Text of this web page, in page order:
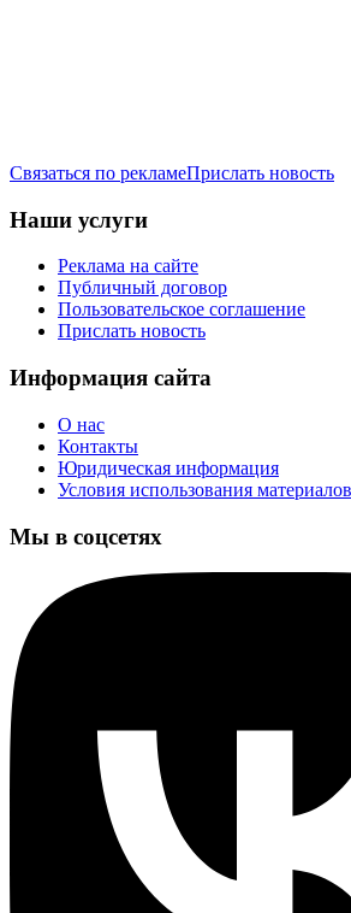
Связаться по рекламеПрислать новость
Наши услуги
Реклама на сайте
Публичный договор
Пользовательское соглашение
Прислать новость
Информация сайта
О нас
Контакты
Юридическая информация
Условия использования материалов
Мы в соцсетях